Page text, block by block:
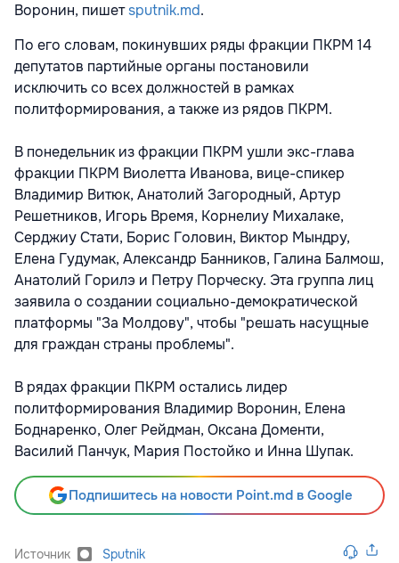
Воронин, пишетsputnik.md.
По его словам, покинувших ряды фракции ПКРМ 14
депутатов партийные органы постановили
исключить со всех должностей в рамках
политформирования, а также из рядов ПКРМ.
В понедельник из фракции ПКРМ ушли экс-глава
фракции ПКРМ Виолетта Иванова, вице-спикер
Владимир Витюк, Анатолий Загородный, Артур
Решетников, Игорь Время, Корнелиу Михалаке,
Серджиу Стати, Борис Головин, Виктор Мындру,
Елена Гудумак, Александр Банников, Галина Балмош,
Анатолий Горилэ и Петру Порческу. Эта группа лиц
заявила о создании социально-демократической
платформы "За Молдову", чтобы "решать насущные
для граждан страны проблемы".
В рядах фракции ПКРМ остались лидер
политформирования Владимир Воронин, Елена
Боднаренко, Олег Рейдман, Оксана Доменти,
Василий Панчук, Мария Постойко и Инна Шупак.
Подпишитесь на новости Point.md в Google
Источник Sputnik